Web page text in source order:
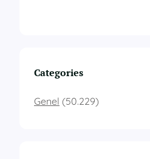
Categories
Genel (50.229)